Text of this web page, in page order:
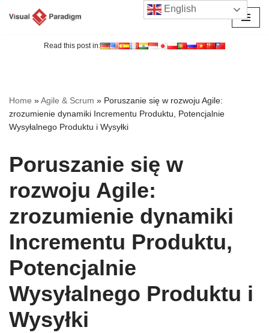
Read this post in:
Home »Agile & Scrum » Poruszanie się w rozwoju Agile:
zrozumienie dynamiki Incrementu Produktu, Potencjalnie
Wysyłalnego Produktu i Wysyłki
Poruszanie się w
rozwoju Agile:
zrozumienie dynamiki
Incrementu Produktu,
Potencjalnie
Wysyłalnego Produktu i
Wysyłki
English